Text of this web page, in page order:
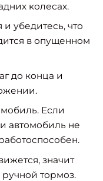
колесах.
убедитесь, что
в опущенном
до конца и
Если
автомобиль не
значит
тормоз.